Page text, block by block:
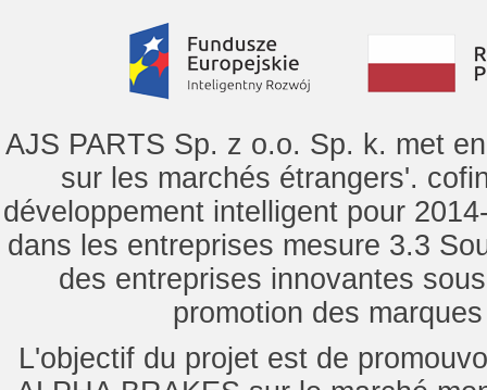
AJS PARTS Sp. z o.o. Sp. k. met
sur les marchés étrangers'.
développement intelligent pour
dans les entreprises mesure 3.3
des entreprises innovantes
promotion des
L'objectif du projet est de